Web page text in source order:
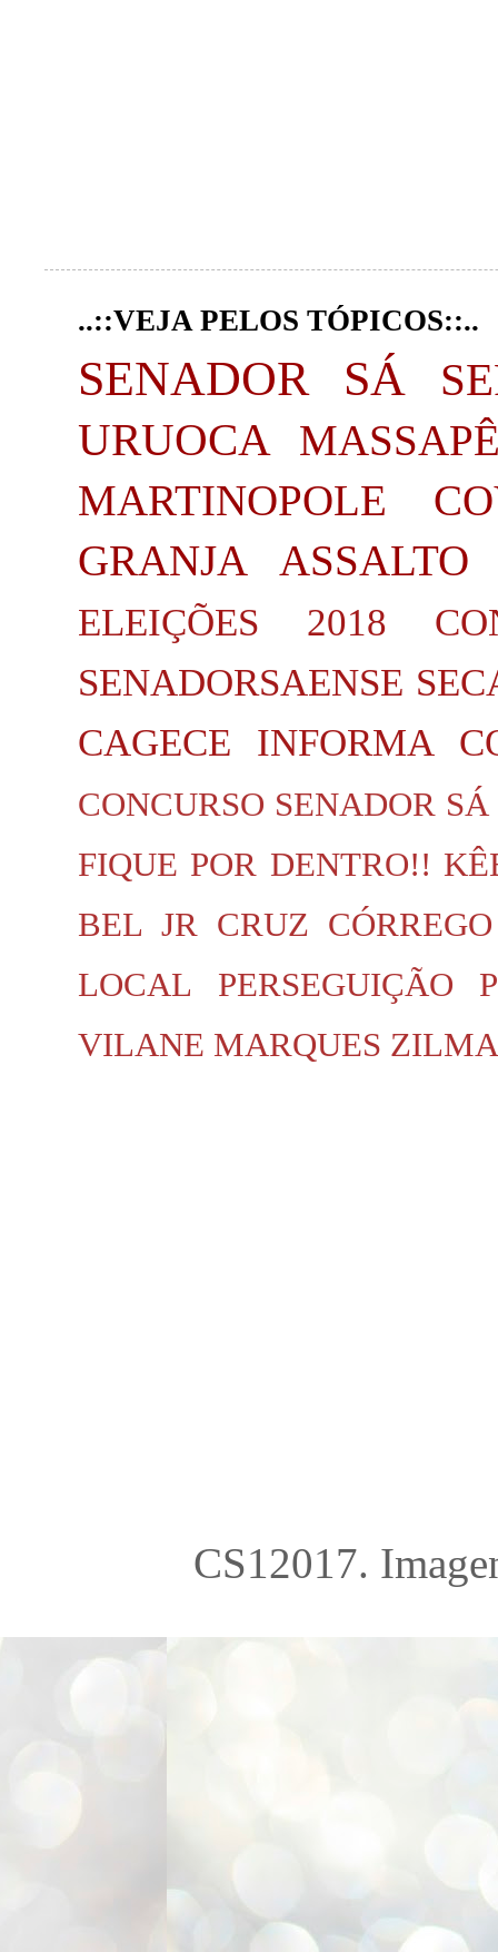
..::VEJA PELOS TÓPICOS::..
SENADOR SÁ
URUOCA
MARTINOPOLE
GRANJA
ASSALTO
ELEIÇÕES 2018
SENADORSAENSE
CAGECE INFORMA
CONCURSO SENADOR SÁ
FIQUE POR DENTRO!!
BEL JR CRUZ CÓRREGO
LOCAL
PERSEGUIÇÃO
VILANE MARQUES
CS12017.